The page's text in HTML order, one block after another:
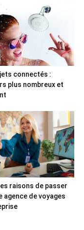
connectés :
plus nombreux et
raisons de passer
agence de voyages